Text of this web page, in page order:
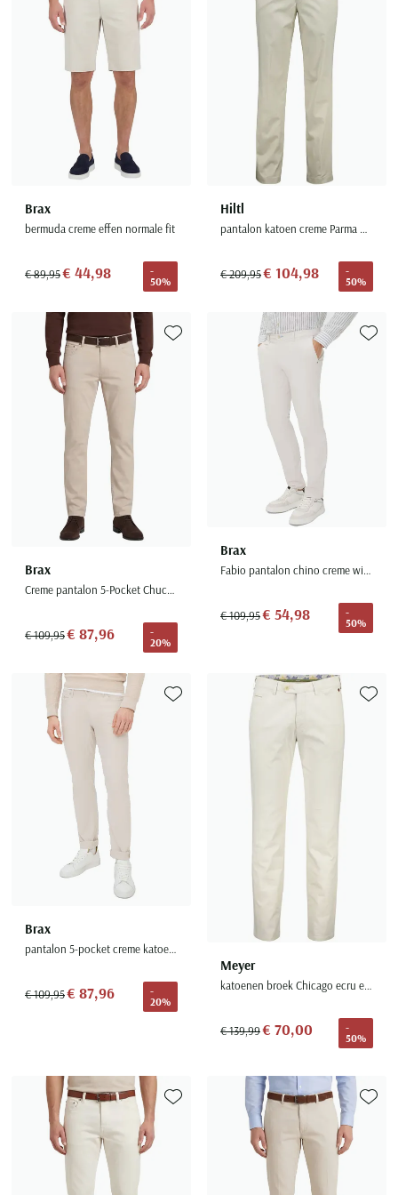
Seidensticker
Slater
State of Art
Superdry
Tenson
Thomas Maine
Tommy Hilfiger
UBR
Wellington of Billmore
William Lockie
Xacus
Alle merken
Brax
bermuda creme effen normale fit
€ 89,95€ 44,98
-
50%
Hiltl
pantalon katoen creme Parma normale fit
€ 209,95€ 104,98
-
50%
Brax
Creme pantalon 5-Pocket Chuck effen
€ 109,95€ 87,96
-
20%
Toevoegen aan favorieten
Brax
Fabio pantalon chino creme wijde fit katoen
€ 109,95€ 54,98
-
50%
Brax
pantalon 5-pocket creme katoen normale fit
€ 109,95€ 87,96
-
20%
Toevoegen aan favorieten
Meyer
katoenen broek Chicago ecru effen normale fit
€ 139,99€ 70,00
-
50%
Toevoegen aan favorieten